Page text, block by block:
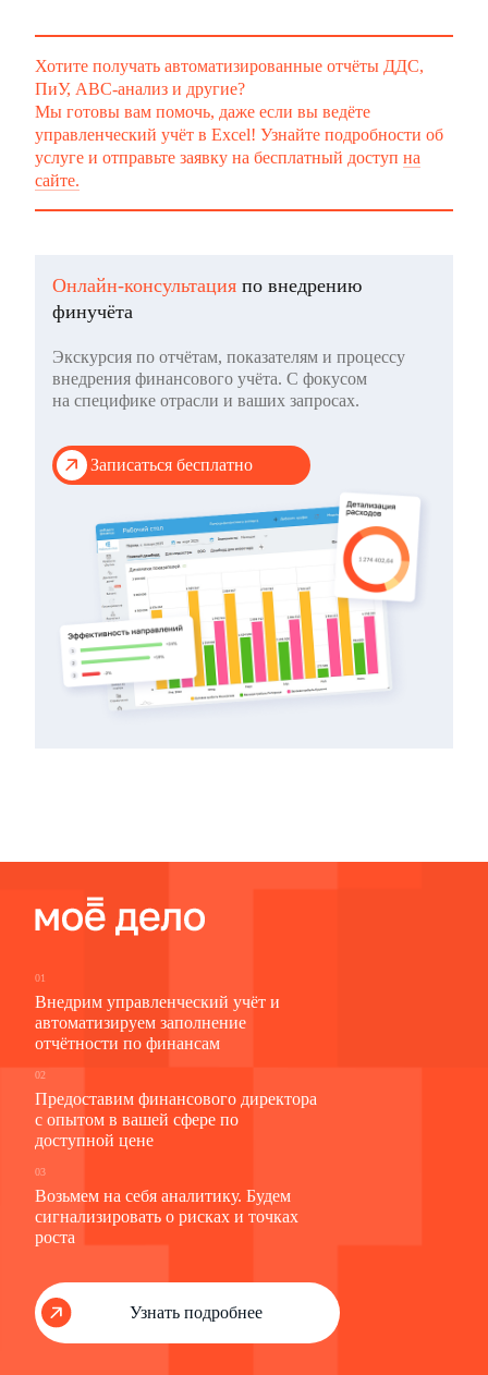
Хотите получать автоматизированные отчёты ДДС,
ПиУ, АВС-анализ и другие?
Мы готовы вам помочь, даже если вы ведёте
управленческий учёт в Excel! Узнайте подробности об
услуге и отправьте заявку на бесплатный доступ на
сайте.
Онлайн-консультация по внедрению
финучёта
Экскурсия по отчётам, показателям и процессу
внедрения финансового учёта. С фокусом
на специфике отрасли и ваших запросах.
Записаться бесплатно
01
Внедрим управленческий учёт и
автоматизируем заполнение
отчётности по финансам
02
Предоставим финансового директора
с опытом в вашей сфере по
доступной цене
03
Возьмем на себя аналитику. Будем
сигнализировать о рисках и точках
роста
Узнать подробнее